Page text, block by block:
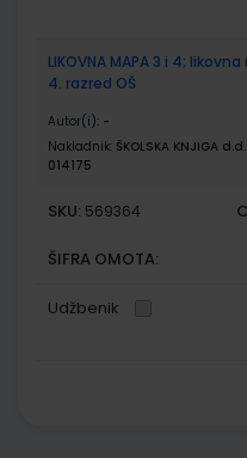
LIKOVNA MAPA 3 i 4;
4. razred OŠ
Autor(i): -
Nakladnik: ŠKOLSKA KNJIGA d.d.
014175
SKU: 569364
ŠIFRA OMOTA:
Udžbenik